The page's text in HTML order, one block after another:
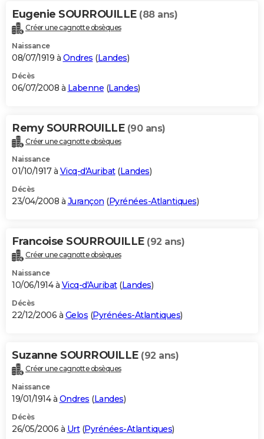
Eugenie SOURROUILLE (88 ans)
Créer une cagnotte obsèques
Naissance
08/07/1919 à Ondres (Landes)
Décès
06/07/2008 à Labenne (Landes)
Remy SOURROUILLE (90 ans)
Créer une cagnotte obsèques
Naissance
01/10/1917 à Vicq-d'Auribat(Landes)
Décès
23/04/2008 à Jurançon (Pyrénées-Atlantiques)
Francoise SOURROUILLE (92 ans)
Créer une cagnotte obsèques
Naissance
10/06/1914 à Vicq-d'Auribat(Landes)
Décès
22/12/2006 à Gelos (Pyrénées-Atlantiques)
Suzanne SOURROUILLE (92 ans)
Créer une cagnotte obsèques
Naissance
19/01/1914 à Ondres (Landes)
Décès
26/05/2006 à Urt(Pyrénées-Atlantiques)